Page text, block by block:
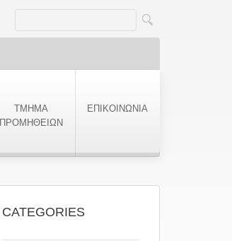
ΤΜΗΜΑ
ΠΡΟΜΗΘΕΙΩΝ
ΕΠΙΚΟΙΝΩΝΙΑ
CATEGORIES